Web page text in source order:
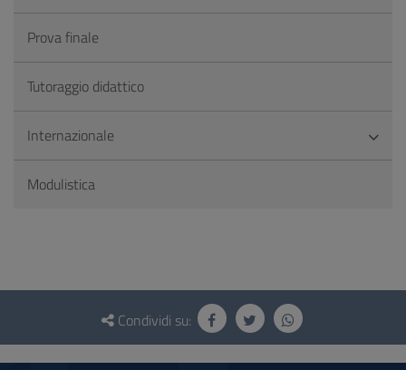
Prova finale
Tutoraggio didattico
Internazionale
Modulistica
Questionario
social
Condividi su: